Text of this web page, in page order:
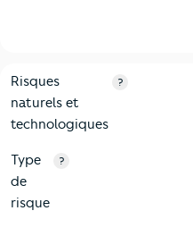
9-Diagnostic
Critères Cité Jardins
Risques
naturels et
technologiques
?
Type
de
risque
?